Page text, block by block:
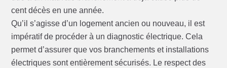
cent décès en une année.
Qu’il s’agisse d’un logement ancien ou nouveau, il est
impératif de procéder à un diagnostic électrique. Cela
permet d’assurer que vos branchements et installations
électriques sont entièrement sécurisés. Le respect des